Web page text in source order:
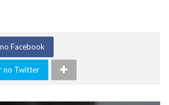
Facebook
no Twitter